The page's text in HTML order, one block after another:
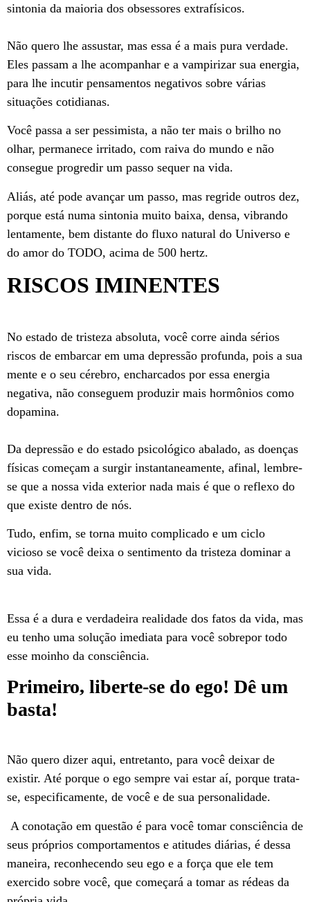
sintonia da maioria dos obsessores extrafísicos.
Não quero lhe assustar, mas essa é a mais pura verdade.
Eles passam a lhe acompanhar e a vampirizar sua energia,
para lhe incutir pensamentos negativos sobre várias
situações cotidianas.
Você passa a ser pessimista, a não ter mais o brilho no
olhar, permanece irritado, com raiva do mundo e não
consegue progredir um passo sequer na vida.
Aliás, até pode avançar um passo, mas regride outros dez,
porque está numa sintonia muito baixa, densa, vibrando
lentamente, bem distante do fluxo natural do Universo e
do amor do TODO, acima de 500 hertz.
RISCOS IMINENTES
No estado de tristeza absoluta, você corre ainda sérios
riscos de embarcar em uma depressão profunda, pois a sua
mente e o seu cérebro, encharcados por essa energia
negativa, não conseguem produzir mais hormônios como
dopamina.
Da depressão e do estado psicológico abalado, as doenças
físicas começam a surgir instantaneamente, afinal, lembre-
se que a nossa vida exterior nada mais é que o reflexo do
que existe dentro de nós.
Tudo, enfim, se torna muito complicado e um ciclo
vicioso se você deixa o sentimento da tristeza dominar a
sua vida.
Essa é a dura e verdadeira realidade dos fatos da vida, mas
eu tenho uma solução imediata para você sobrepor todo
esse moinho da consciência.
Primeiro, liberte-se do ego! Dê um
basta!
Não quero dizer aqui, entretanto, para você deixar de
existir. Até porque o ego sempre vai estar aí, porque trata-
se, especificamente, de você e de sua personalidade.
A conotação em questão é para você tomar consciência de
seus próprios comportamentos e atitudes diárias, é dessa
maneira, reconhecendo seu ego e a força que ele tem
exercido sobre você, que começará a tomar as rédeas da